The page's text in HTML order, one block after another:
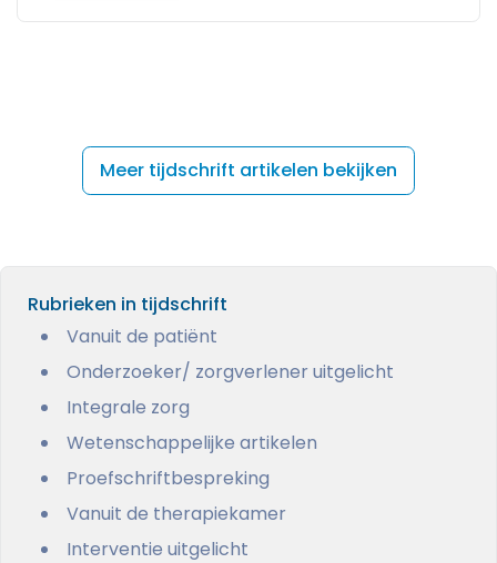
Meer tijdschrift artikelen bekijken
Rubrieken in tijdschrift
Vanuit de patiënt
Onderzoeker/ zorgverlener uitgelicht
Integrale zorg
Wetenschappelijke artikelen
Proefschriftbespreking
Vanuit de therapiekamer
Interventie uitgelicht